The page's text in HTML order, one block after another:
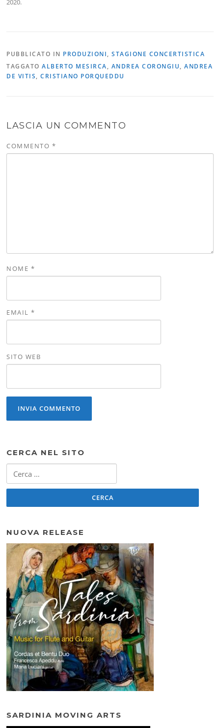
PUBBLICATO IN PRODUZIONI,STAGIONE CONCERTISTICA
TAGGATOALBERTO MESIRCA, ANDREA CORONGIU,ANDREA
DE VITIS,CRISTIANO PORQUEDDU
LASCIA UN COMMENTO
COMMENTO *
NOME *
EMAIL*
SITO WEB
CERCA NEL SITO
per:
NUOVA RELEASE
SARDINIA MOVING ARTS